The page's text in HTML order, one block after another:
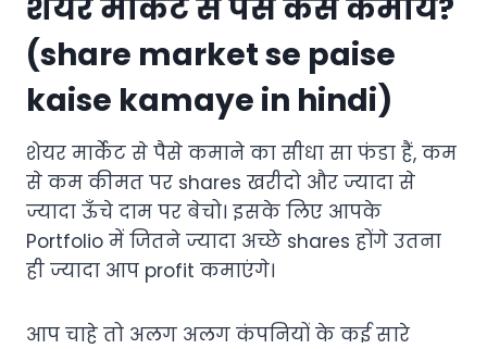
शेयर मार्केट से पैसे कैसे कमाये?
(share market se paise
kaise kamaye in hindi)
शेयर मार्केट से पैसे कमाने का सीधा सा फंडा हैं, कम
से कम कीमत पर shares खरीदो और ज्यादा से
ज्यादा ऊँचे दाम पर बेचो। इसके लिए आपके
Portfolio में जितने ज्यादा अच्छे shares होंगे उतना
ही ज्यादा आप profit कमाएंगे।
आप चाहे तो अलग अलग कंपनियों के कई सारे